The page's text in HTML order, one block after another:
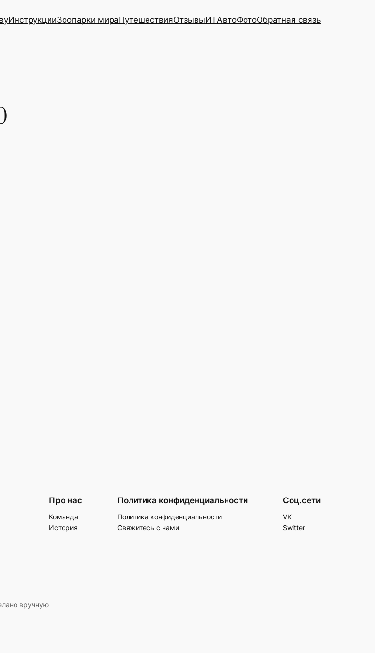
ИнструкцииЗоопарки мираПутешествияОтзывыИТАвтоФотоОбратная связь
Про нас
Команда
История
Политика конфиденциальности
Политика конфиденциальности
Свяжитесь с нами
Соц.сети
VK
Switter
вручную